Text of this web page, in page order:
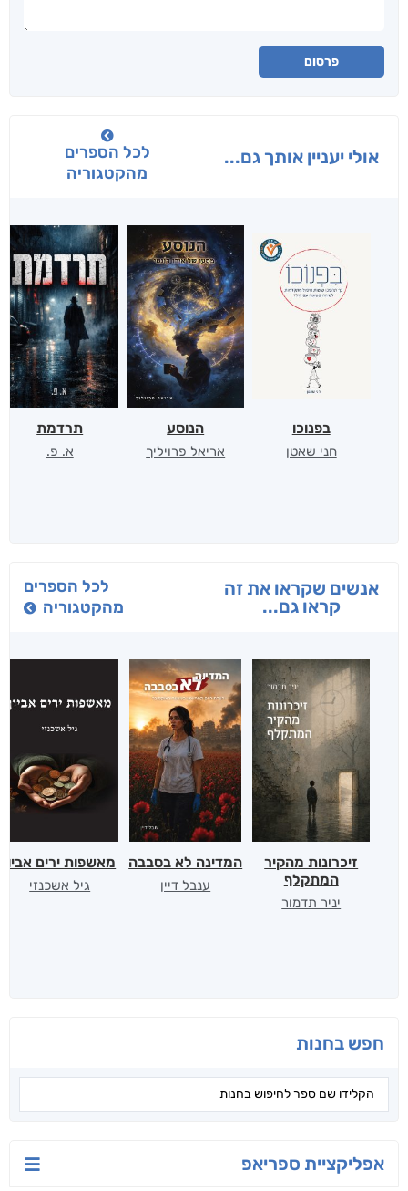
חפש בחנות
אפליקציית ספריאפ
פרסום
אולי יעניין אותך גם...
לכל הספרים
מהקטגוריה
בפנוכו
חני שאטן
הנוסע
אריאל פרויליך
תרדמת
א. פ.
אנשים שקראו את זה
קראו גם...
לכל הספרים
מהקטגוריה
זיכרונות מהקיר
המתקלף
יניר תדמור
המדינה לא בסבבה
ענבל דיין
מאשפות ירים אביון
גיל אשכנזי